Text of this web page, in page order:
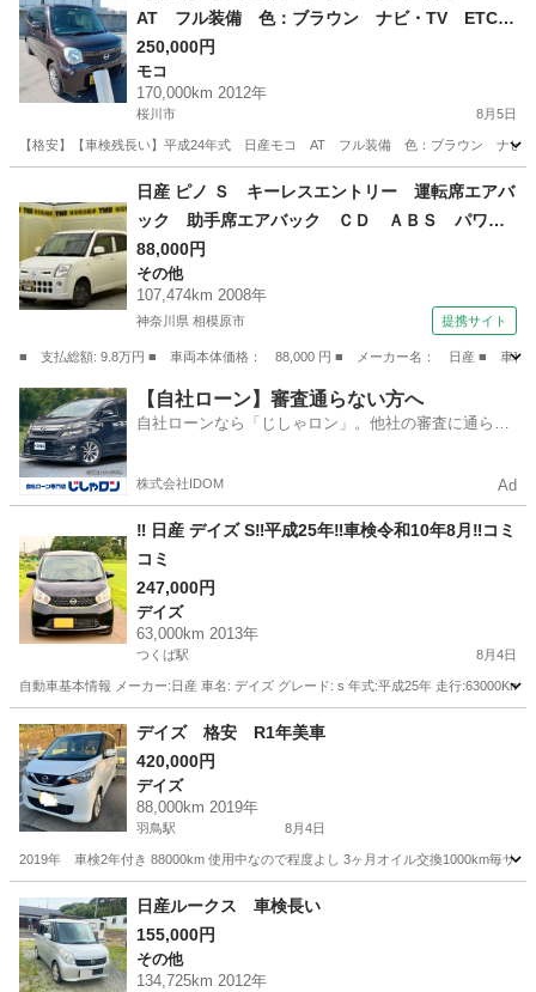
AT フル装備 色：ブラウン ナビ・TV ETC
社外アルミ レーダー探知機 車検：令和9年12
月 絶好調！
250,000円
モコ
170,000km 2012年
桜川市 8月5日
【格安】【車検残長い】平成24年式 日産モコ AT フル装備 色：ブラウン ナビ
モコ
日産 ピノ Ｓ キーレスエントリー 運転席エアバ
ック 助手席エアバック ＣＤ ＡＢＳ パワー
ステアリング （検9.9）
88,000円
その他
107,474km 2008年
神奈川県 相模原市 提携サイト
■ 支払総額: 9.8万円 ■ 車両本体価格： 88,000 円 ■ メーカー名： 日産 ■ 車
神奈川 相模原市 その他
【自社ローン】審査通らない方へ
自社ローンなら「じしゃロン」。他社の審査に通らな
株式会社IDOM Ad
‼️ 日産 デイズ S‼️平成25年‼️車検令和10年8月‼️コミ
コミ
247,000円
デイズ
63,000km 2013年
つくば駅 8月4日
自動車基本情報 メーカー:日産 車名: デイズ グレード: s 年式:平成25年 走行:63000Km
茨城 つくば市 つくば駅 デイズ 自動車
デイズ 格安 R1年美車
420,000円
デイズ
88,000km 2019年
羽鳥駅 8月4日
2019年 車検2年付き 88000km 使用中なので程度よし 3ヶ月オイル交換1000km毎サ
茨城 石岡市 羽鳥駅 デイズ
日産ルークス 車検長い
155,000円
その他
134,725km 2012年